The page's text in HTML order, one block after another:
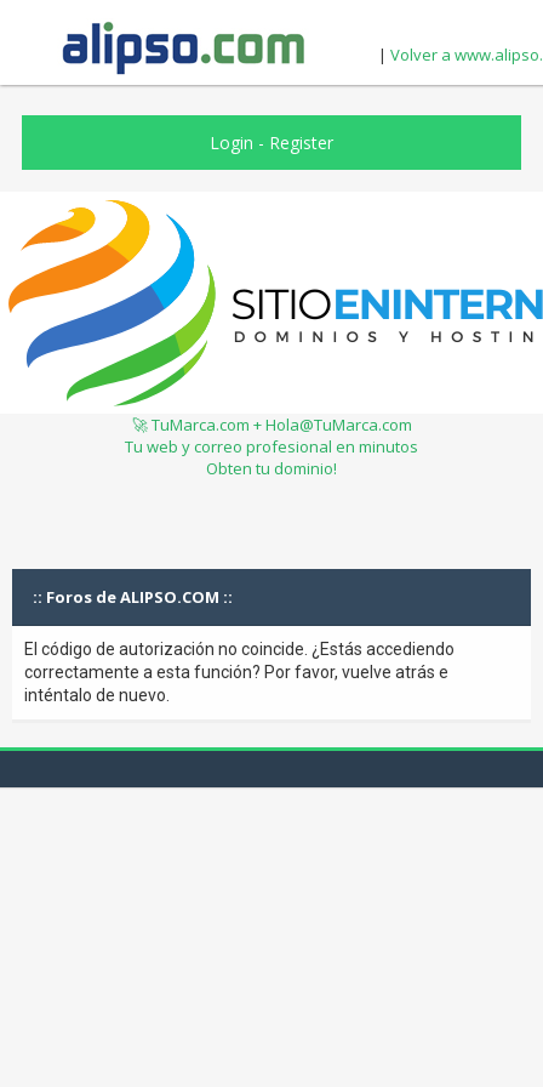
| Volver a
Login - Register
🚀 TuMarca.com + Hola@TuMarca.com
Tu web y correo profesional en minutos
Obten tu dominio!
:: Foros de ALIPSO.COM ::
El código de autorización no coincide. ¿Estás accediendo
correctamente a esta función? Por favor, vuelve atrás e
inténtalo de nuevo.